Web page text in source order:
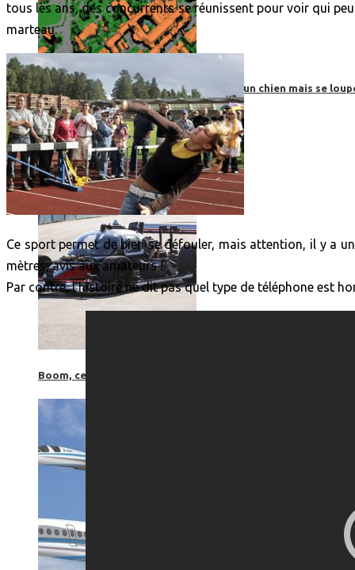
Roborace : une voiture autonome évite un chien mais se
Boom, cet avion de ligne supersonique pourrait être le futur
tous les ans, des concurrents se réunissent pour voir qui
marteau.
Ce sport permet de bien se défouler, mais attention, il y a
mètres, avis aux amateurs !
Par contre, l’histoire ne dit pas quel type de téléphone est